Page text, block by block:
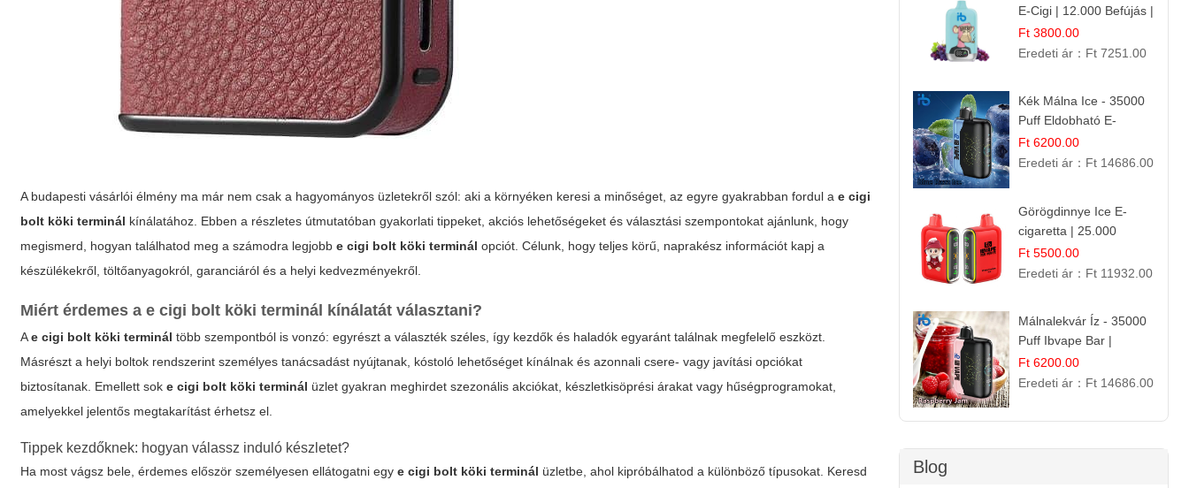
A budapesti vásárlói élmény ma már nem csak a hagyományos üzletekről szól: aki a környéken keresi a minőséget, az egyre gyakrabban fordul ae cigi
bolt köki terminál kínálatához. Ebben a részletes útmutatóban gyakorlatitippeket , akciós lehetőségeket és választási szempontokat ajánlunk, hogy
megismerd, hogyan találhatod meg a számodra legjobbe cigi bolt köki terminál opciót. Célunk, hogy teljes körű, naprakész információt kapj a
készülékekről, töltőanyagokról, garanciáról és a helyi kedvezményekről.
Miért érdemes ae cigi bolt köki terminál kínálatát választani?
Ae cigi bolt köki terminál több szempontból is vonzó: egyrészt a választék széles, így kezdők és haladók egyaránt találnak megfelelő eszközt.
Másrészt a helyi boltok rendszerint személyes tanácsadást nyújtanak, kóstoló lehetőséget kínálnak és azonnali csere- vagy javítási opciókat
biztosítanak. Emellett soke cigi bolt köki terminál üzlet gyakran meghirdet szezonális akciókat, készletkisöprési árakat vagy hűségprogramokat,
amelyekkel jelentős megtakarítást érhetsz el.
Tippek kezdőknek: hogyan válassz induló készletet?
Ha most vágsz bele, érdemes először személyesen ellátogatni egye cigi bolt köki terminál üzletbe, ahol kipróbálhatod a különböző típusokat. Keresd
E-Cigi | 12.000 Befújás |
Friss Gyümölcs Íz
Ft 3800.00
Eredeti ár： Ft 7251.00
Kék Málna Ice - 35000
Puff Eldobható E-
cigaretta | Élénkítő
Gyümölcsös
Ft 6200.00
Eredeti ár： Ft 14686.00
Görögdinnye Ice E-
cigaretta | 25.000
Befújás | Premium E-
Liquid
Ft 5500.00
Eredeti ár： Ft 11932.00
Málnalekvár Íz - 35000
Puff Ibvape Bar |
Gazdag Gyümölcsös
Ízélmény!
Ft 6200.00
Eredeti ár： Ft 14686.00
Blog